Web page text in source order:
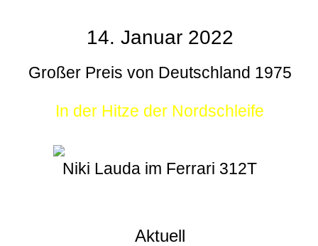
14. Januar 2022
Großer Preis von Deutschland 1975
In der Hitze der Nordschleife
Niki Lauda im Ferrari 312T
Aktuell